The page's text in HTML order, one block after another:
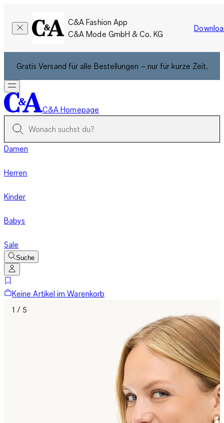
C&A Fashion App
C&A Mode GmbH & Co. KG
Gratis Versand für alle Bestellungen – nur für kurze Zeit.
C&A Homepage
Damen
Herren
Kinder
Babys
Sale
Suche
Keine Artikel im Warenkorb
1 / 5